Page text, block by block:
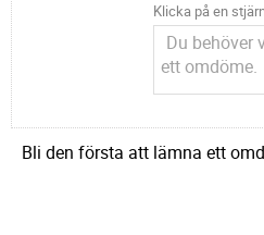
Klicka på en
Bli den första att lämna ett